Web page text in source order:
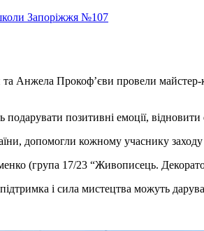
Запоріжжя №107
Анжела Прокоф’єви провели майстер-
позитивні емоції, відновити
допомогли кожному учаснику
(група 17/23 “Живописець.
і сила мистецтва можуть